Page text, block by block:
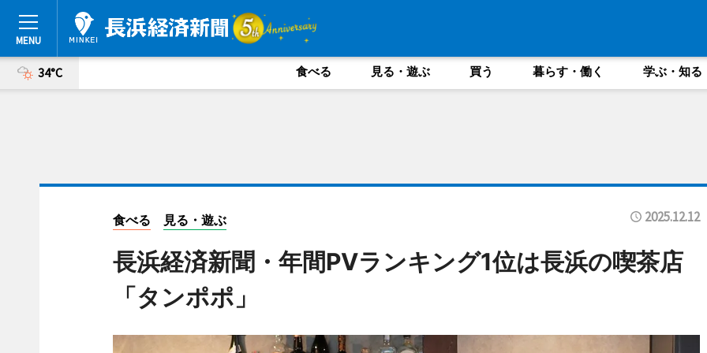
34°C 食べる 見る・遊ぶ 買う 暮らす・働く 学ぶ・知る
食べる 見る・遊ぶ 2025.12.12
長浜経済新聞・年間PVランキング1位は長浜の喫茶店
「タンポポ」